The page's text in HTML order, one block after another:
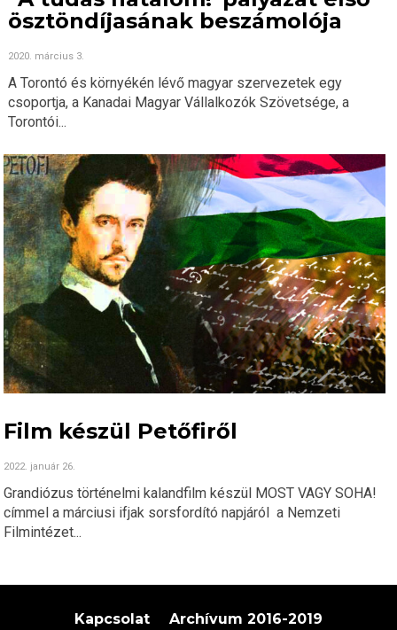
ösztöndíjasának beszámolója
2020. március 3.
A Torontó és környékén lévő magyar szervezetek egy
csoportja, a Kanadai Magyar Vállalkozók Szövetsége, a
Torontói...
Film készül Petőfiről
2022. január 26.
Grandiózus történelmi kalandfilm készül MOST VAGY SOHA!
címmel a márciusi ifjak sorsfordító napjáról a Nemzeti
Filmintézet...
Kapcsolat Archívum 2016-2019